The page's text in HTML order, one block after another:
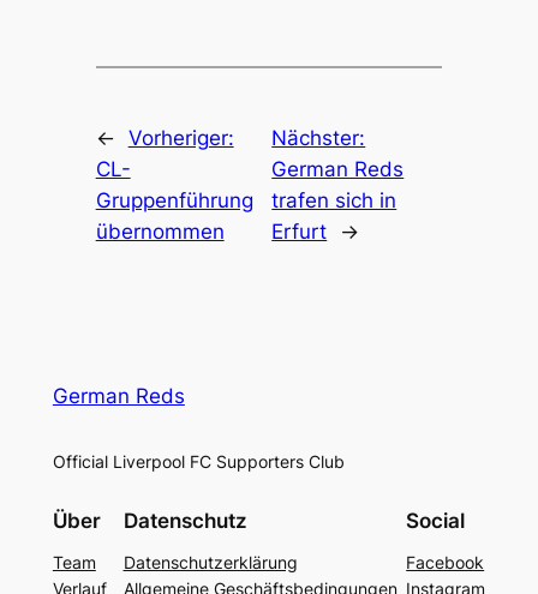
← Vorheriger:
CL-
Gruppenführung
übernommen
Nächster:
German Reds
trafen sich in
Erfurt
→
German Reds
Official Liverpool FC Supporters Club
Über
Team
Verlauf
Datenschutz
Datenschutzerklärung
Allgemeine Geschäftsbedingungen
Social
Facebook
Instagram